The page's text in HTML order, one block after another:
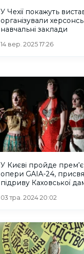
У Чехії покажуть
організували
навчальні заклади
14 вер. 2025 17:26
У Києві пройде
опери GAIA-24,
підриву Каховської
03 тра. 2024 20:02